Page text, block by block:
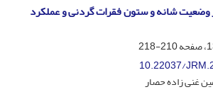
وضعیت شانه و ستون فقرات گردنی و عملکرد
210-218
10.22037/
غنی زاده حصار